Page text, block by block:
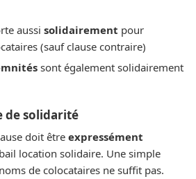
aussi solidairement pour
(sauf clause contraire)
sont également solidairement
de solidarité
doit être expressément
location solidaire. Une simple
de colocataires ne suffit pas.